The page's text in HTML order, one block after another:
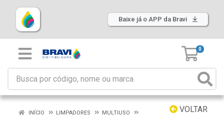
Baixe já o APP da Bravi
0
VOLTAR
INÍCIO LIMPADORES
MULTIUSO